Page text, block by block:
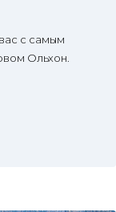
с самым
Ольхон.